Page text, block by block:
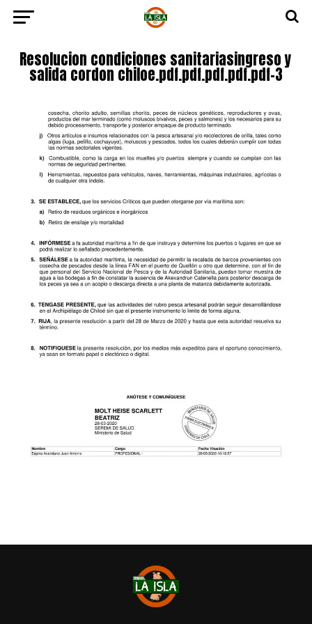
Resolucion condiciones sanitariasingreso y
salida cordon chiloe.pdf.pdf.pdf.pdf.pdf-3